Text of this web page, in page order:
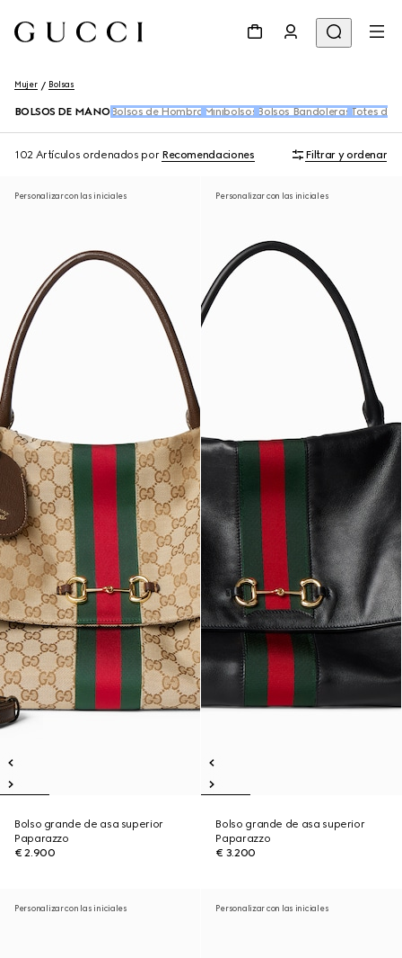
Mujer Bolsas
BOLSOS DE MANO Bolsos de Hombro Minibolsos Bolsos Bandoleras Totes de
102 Artículos ordenados por Recomendaciones Filtrar y ordenar
Personalizar con las iniciales
Bolso grande de asa superior
Paparazzo
€ 2.900
Personalizar con las iniciales
Bolso grande de asa superior
Paparazzo
€ 3.200
Personalizar con las iniciales Personalizar con las iniciales